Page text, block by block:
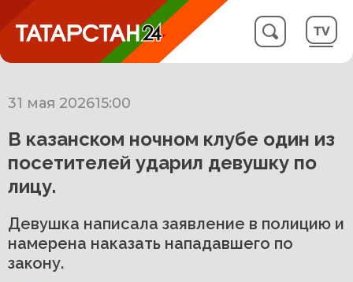
31 мая 202615:00
В казанском ночном клубе один из
посетителей ударил девушку по
лицу.
Девушка написала заявление в полицию и
намерена наказать нападавшего по
закону.